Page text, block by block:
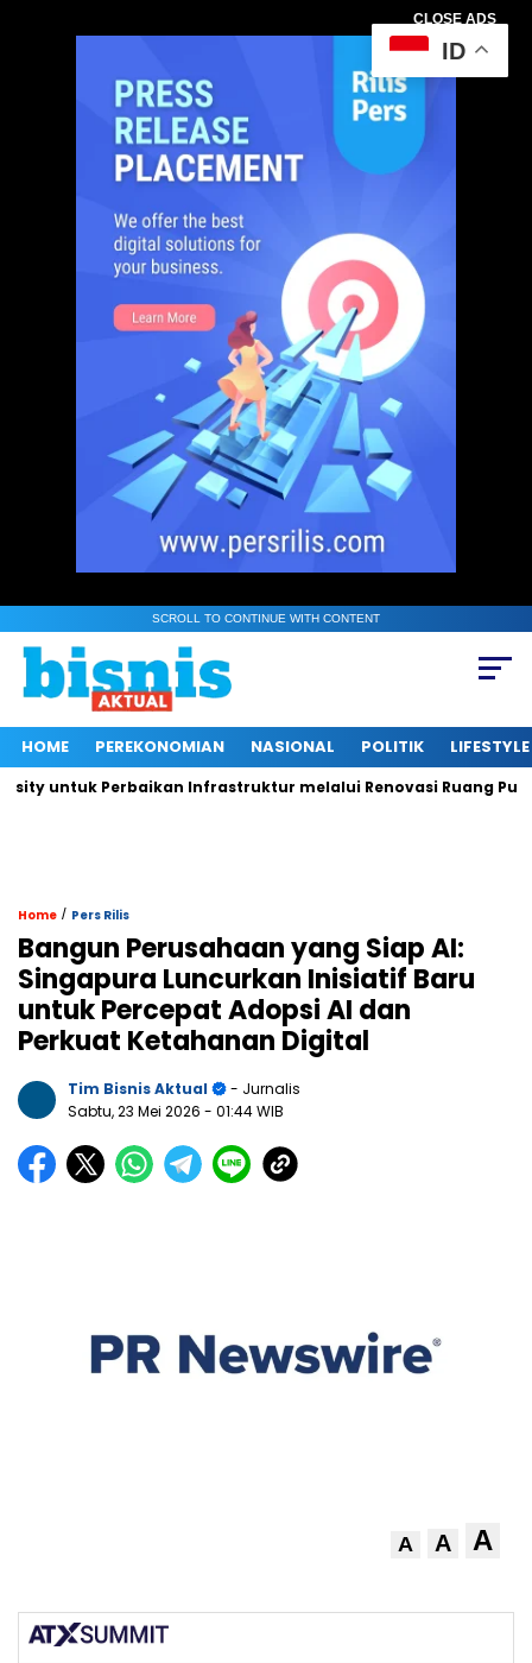
CLOSE ADS
SCROLL TO CONTINUE WITH CONTENT
HOME PEREKONOMIAN NASIONAL POLITIK LIFESTYLE
Perbaikan Infrastruktur melalui Renovasi Ruang Publik
Home / Pers Rilis
Bangun Perusahaan yang Siap AI:
Singapura Luncurkan Inisiatif Baru
untuk Percepat Adopsi AI dan
Perkuat Ketahanan Digital
Tim Bisnis Aktual
- Jurnalis
Sabtu, 23 Mei 2026 - 01:44 WIB
A A A
ID